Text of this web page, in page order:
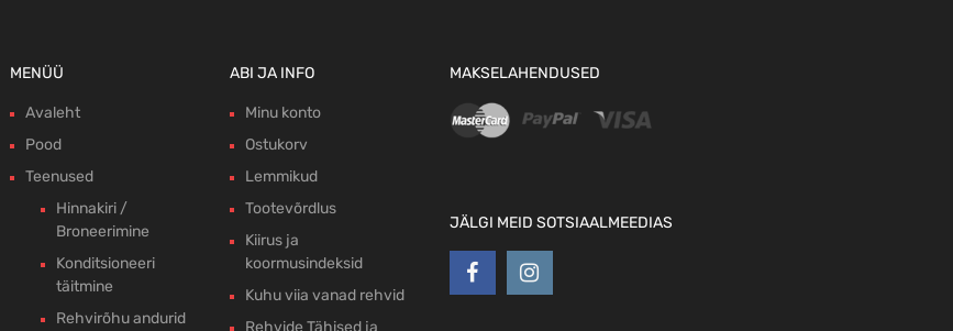
MENÜÜ
Avaleht
Pood
Teenused
Hinnakiri /
Broneerimine
Konditsioneeri
täitmine
Rehvirõhu andurid
ABI JA INFO
Minu konto
Ostukorv
Lemmikud
Tootevõrdlus
Kiirus ja
koormusindeksid
Kuhu viia vanad rehvid
Rehvide Tähised ja
MAKSELAHENDUSED
JÄLGI MEID SOTSIAALMEEDIAS